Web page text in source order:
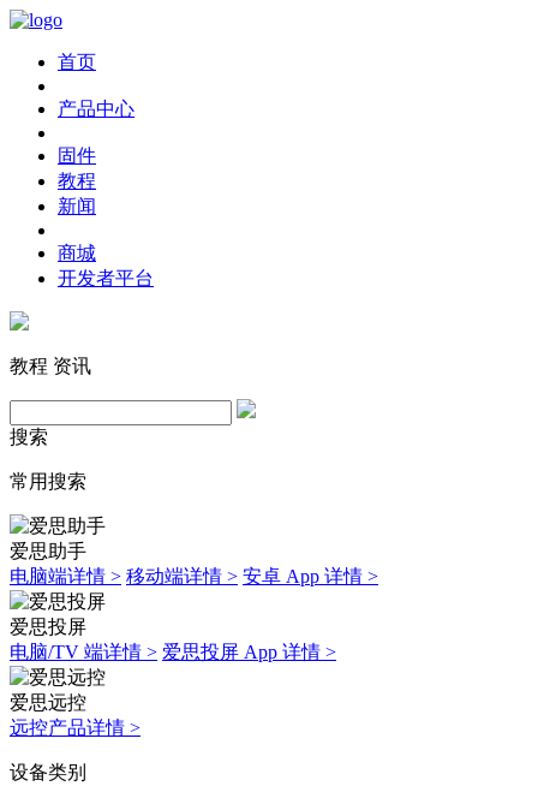
首页
产品中心
固件
教程
新闻
商城
开发者平台
教程 资讯
搜索
常用搜索
爱思助手
电脑端详情 > 移动端详情 > 安卓 App 详情 >
爱思投屏
电脑/TV 端详情 > 爱思投屏 App 详情 >
爱思远控
远控产品详情 >
设备类别